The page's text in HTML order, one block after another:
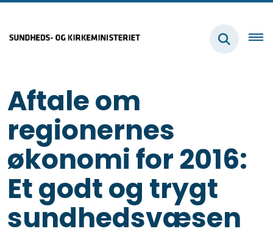
Aftale om
regionernes
økonomi for 2016:
Et godt og trygt
sundhedsvæsen